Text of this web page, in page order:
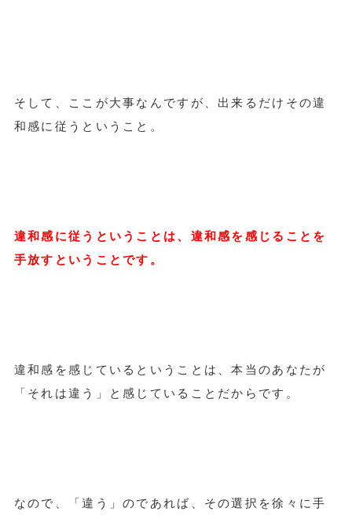
そして、ここが大事なんですが、出来るだけその違
和感に従うということ。
違和感に従うということは、違和感を感じることを
手放すということです。
違和感を感じているということは、本当のあなたが
「それは違う」と感じていることだからです。
なので、「違う」のであれば、その選択を徐々に手